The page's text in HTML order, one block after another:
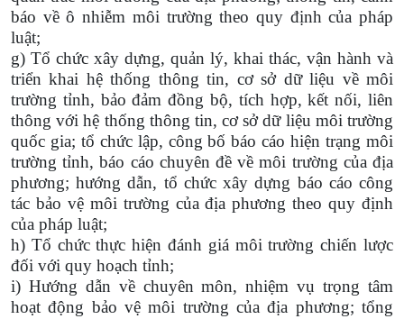
báo về ô nhiễm môi trường theo quy định của pháp
luật;
g) Tổ chức xây dựng, quản lý, khai thác, vận hành và
triển khai hệ thống thông tin, cơ sở dữ liệu về môi
trường tỉnh, bảo đảm đồng bộ, tích hợp, kết nối, liên
thông với hệ thống thông tin, cơ sở dữ liệu môi trường
quốc gia; tổ chức lập, công bố báo cáo hiện trạng môi
trường tỉnh, báo cáo chuyên đề về môi trường của địa
phương; hướng dẫn, tổ chức xây dựng báo cáo công
tác bảo vệ môi trường của địa phương theo quy định
của pháp luật;
h) Tổ chức thực hiện đánh giá môi trường chiến lược
đối với quy hoạch tỉnh;
i) Hướng dẫn về chuyên môn, nhiệm vụ trọng tâm
hoạt động bảo vệ môi trường của địa phương; tổng